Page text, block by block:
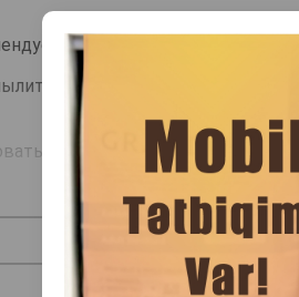
для быстрой очистки
на шерсть, лапы и
несколько раз в день по
использованием.